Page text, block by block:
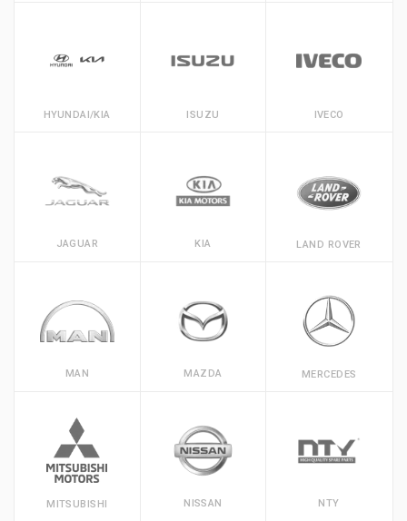
HYUNDAI/KIA ISUZU IVECO
JAGUAR KIA LAND ROVER
MAN MAZDA MERCEDES
MITSUBISHI NISSAN NTY